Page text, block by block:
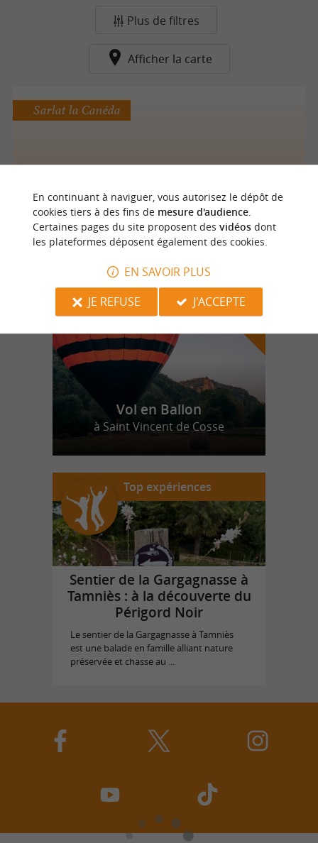
Plus de filtres
Afficher la carte
Sarlat la Canéda
n
o
t
r
e
c
o
u
p
d
e
c
o
e
u
r
Vol en Ballon
à Saint Vincent de Cosse
Top expériences
Sentier de la Gargagnasse à
Tamniès : à la découverte du
Périgord Noir
Le sentier de la Gargagnasse à Tamniès
est une balade en famille alliant nature
préservée et chasse au ...
En continuant à naviguer, vous autorisez le dépôt de
cookies tiers à des fins de mesure d'audience.
Certaines pages du site proposent des vidéosdont
les plateformes déposent également des cookies.
EN SAVOIR PLUS
JE REFUSE
J'ACCEPTE